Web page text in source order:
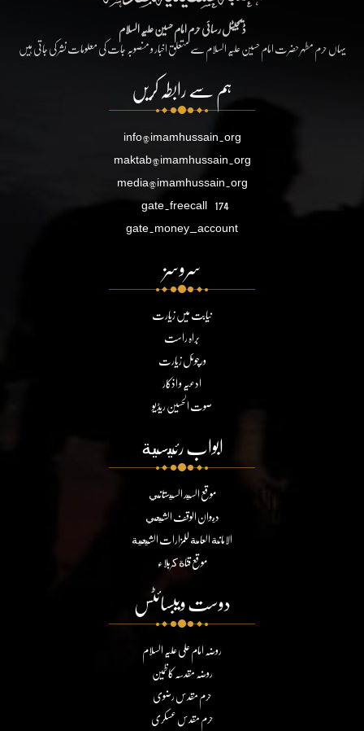
ڈیجیٹل رسائی حرم امام حسین علیہ السلام
یہاں حرم مطہر حضرت امام حسین علیہ السلام سے متعلق اخبار و منصوبہ جات کی معلومات نشر کی جاتی ہیں
ہم سے رابطہ کریں
info@imamhussain.org
maktab@imamhussain.org
media@imamhussain.org
gate.freecall 174
gate.money_account
سروسز
نیابت میں زیارت
براہ راست
ورچوئل زیارت
ادعیہ و اذکار
صوت الحسین ریڈیو
ابواب رئيسية
موقع السيد السيستاني
ديوان الوقف الشيعي
الامانة العامة للمزارات الشيعية
موقع قناة كربلاء
دوست ویبسائٹس
روضہ امام علی علیہ السلام
روضہ مقدسہ کاظمین
حرم مقدس رضوی
حرم مقدس عسکری